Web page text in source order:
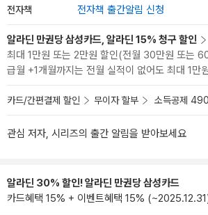
전자책 전자책 출간알림 신청
알라딘 만권당 삼성카드, 알라딘 15% 청구 할인
최대 1만원 또는 2만원 할인(전월 30만원 또는
급월 +1개월까지는 전월 실적이 없어도 최대 1만
카드/간편결제 할인 무이자 할부 소득공제
관심 저자, 시리즈의 출간 알림을 받아보세요
알라딘 30% 할인! 알라딘 만권당 삼성카드
카드혜택 15% + 이벤트혜택 15%